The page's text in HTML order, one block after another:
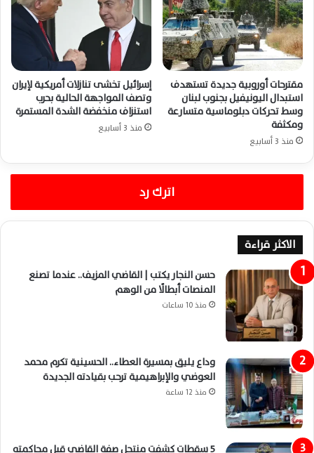
مقترحات أوروبية جديدة تستهدف
استبدال اليونيفيل بجنوب لبنان
وسط تحركات دبلوماسية متسارعة
ومكثفة
منذ 3 أسابيع
إسرائيل تخشى تنازلات أمريكية لإيران
وتصف المواجهة الحالية بحرب
استنزاف منخفضة الشدة المستمرة
منذ 3 أسابيع
اترك رد
الاكثر قراءة
حسن النجار يكتب | القاضي المزيف.. عندما تصنع
المنصات أبطالًا من الوهم
منذ 10 ساعات
وداع يليق بمسيرة العطاء.. الحسينية تكرم محمد
العوضي والإبراهيمية ترحب بقيادته الجديدة
منذ 12 ساعة
5 سقطات كشفت منتحل صفة القاضي قبل محاكمته